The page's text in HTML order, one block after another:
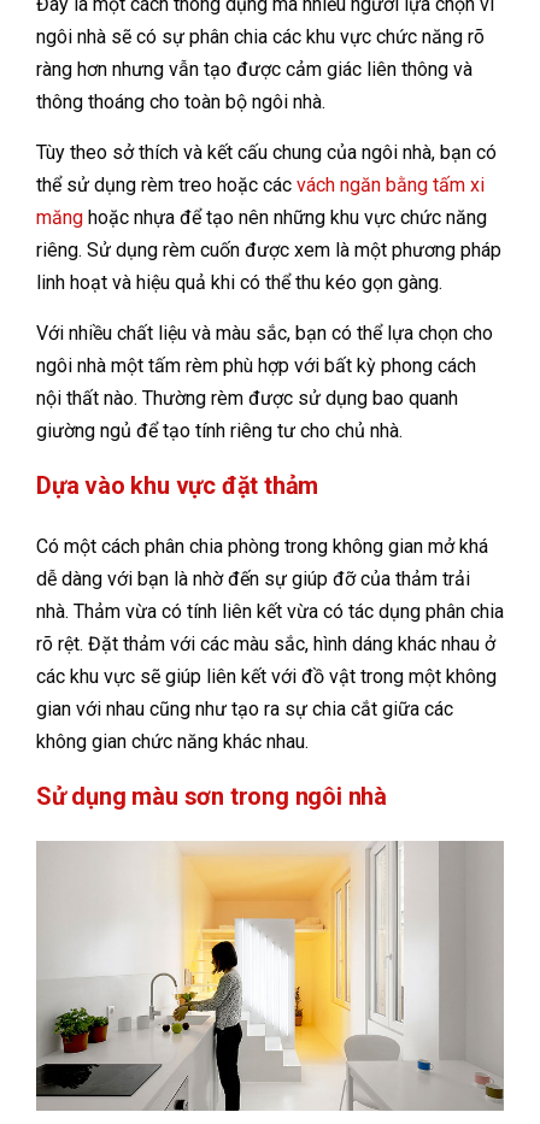
Đây là một cách thông dụng mà nhiều người lựa chọn vì
ngôi nhà sẽ có sự phân chia các khu vực chức năng rõ
ràng hơn nhưng vẫn tạo được cảm giác liên thông và
thông thoáng cho toàn bộ ngôi nhà.
Tùy theo sở thích và kết cấu chung của ngôi nhà, bạn có
thể sử dụng rèm treo hoặc các vách ngăn bằng tấm xi
măng hoặc nhựa để tạo nên những khu vực chức năng
riêng. Sử dụng rèm cuốn được xem là một phương pháp
linh hoạt và hiệu quả khi có thể thu kéo gọn gàng.
Với nhiều chất liệu và màu sắc, bạn có thể lựa chọn cho
ngôi nhà một tấm rèm phù hợp với bất kỳ phong cách
nội thất nào. Thường rèm được sử dụng bao quanh
giường ngủ để tạo tính riêng tư cho chủ nhà.
Dựa vào khu vực đặt thảm
Có một cách phân chia phòng trong không gian mở khá
dễ dàng với bạn là nhờ đến sự giúp đỡ của thảm trải
nhà. Thảm vừa có tính liên kết vừa có tác dụng phân chia
rõ rệt. Đặt thảm với các màu sắc, hình dáng khác nhau ở
các khu vực sẽ giúp liên kết với đồ vật trong một không
gian với nhau cũng như tạo ra sự chia cắt giữa các
không gian chức năng khác nhau.
Sử dụng màu sơn trong ngôi nhà